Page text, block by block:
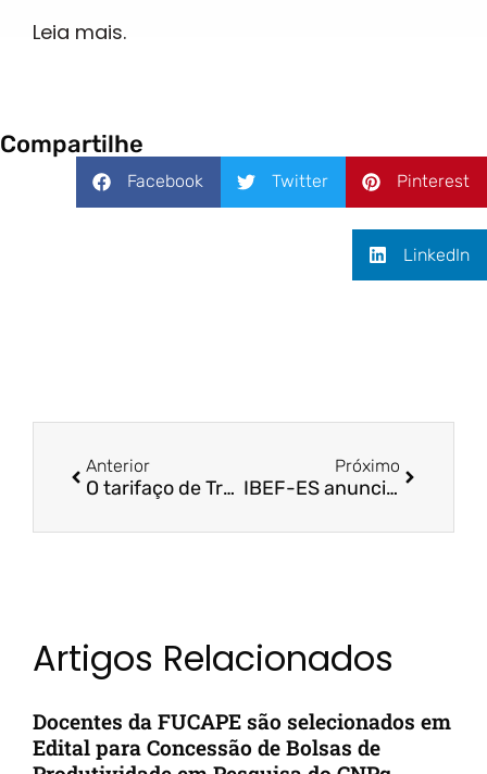
Leia mais.
Compartilhe
Facebook Twitter Pinterest
LinkedIn
Anterior
O tarifaço de Trump e o efeito sanfona na economia capixaba | A Gazeta
Próximo
IBEF-ES anuncia Felipe Storch como economista-chefe | IBEF
Artigos Relacionados
Docentes da FUCAPE são selecionados em
Edital para Concessão de Bolsas de